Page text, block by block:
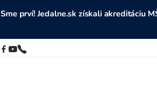
Sme prví! Jedalne.sk získali akreditáciu